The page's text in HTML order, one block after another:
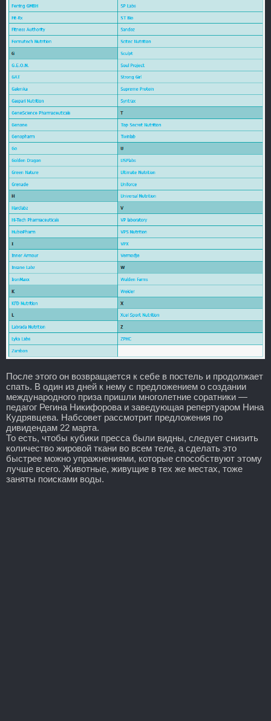
После этого он возвращается к себе в постель и продолжает
спать. В один из дней к нему с предложением о создании
международного приза пришли многолетние соратники —
педагог Регина Никифорова и заведующая репертуаром Нина
Кудрявцева. Набсовет рассмотрит предложения по
дивидендам 22 марта.
То есть, чтобы кубики пресса были видны, следует снизить
количество жировой ткани во всем теле, а сделать это
быстрее можно упражнениями, которые способствуют этому
лучше всего. Животные, живущие в тех же местах, тоже
заняты поисками воды.